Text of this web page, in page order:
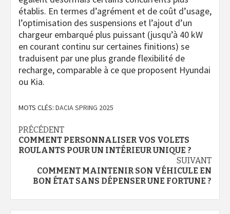
établis. En termes d’agrément et de coût d’usage,
l’optimisation des suspensions et l’ajout d’un
chargeur embarqué plus puissant (jusqu’à 40 kW
en courant continu sur certaines finitions) se
traduisent par une plus grande flexibilité de
recharge, comparable à ce que proposent Hyundai
ou Kia.
MOTS CLÉS: DACIA SPRING 2025
Navigation
d’article
PRÉCÉDENT
COMMENT PERSONNALISER VOS VOLETS
ROULANTS POUR UN INTÉRIEUR UNIQUE ?
SUIVANT
COMMENT MAINTENIR SON VÉHICULE EN
BON ÉTAT SANS DÉPENSER UNE FORTUNE ?